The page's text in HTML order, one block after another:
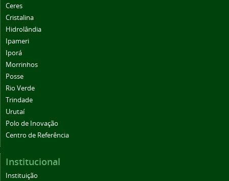
Ceres
Cristalina
Hidrolândia
Ipameri
Iporá
Morrinhos
Posse
Rio Verde
Trindade
Urutaí
Polo de Inovação
Centro de Referência
Institucional
Instituição